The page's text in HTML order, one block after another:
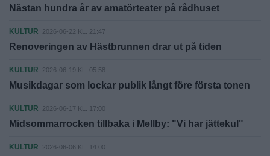
Nästan hundra år av amatörteater på rådhuset
KULTUR 2026-06-22 KL. 21:47
Renoveringen av Hästbrunnen drar ut på tiden
KULTUR 2026-06-19 KL. 05:58
Musikdagar som lockar publik långt före första tonen
KULTUR 2026-06-17 KL. 17:00
Midsommarrocken tillbaka i Mellby: "Vi har jättekul"
KULTUR 2026-06-06 KL. 14:00